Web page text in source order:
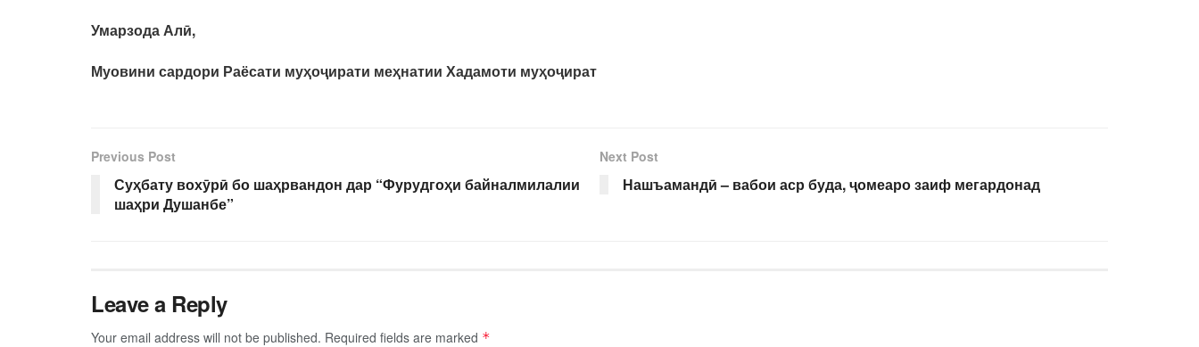
Умарзода Алӣ,
Муовини сардори Раёсати муҳоҷирати меҳнатии Хадамоти муҳоҷират
Previous Post
Суҳбату вохӯрӣ бо шаҳрвандон дар “Фурудгоҳи байналмилалии
шаҳри Душанбе”
Next Post
Нашъамандӣ – вабои аср буда, ҷомеаро заиф мегардонад
Leave a Reply
Your email address will not be published. Required fields are marked *